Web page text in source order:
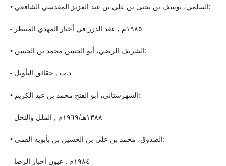
• السلمي، یوسف بن یحیى بن علي بن عبد العزیز المقدسي الشافعي:
- ١٩٨٥م , عقد الدرر في أخبار المهدي المنتظر
• الشریف الرضي، أبو الحسن محمد بن الحسن:
- د.ت , حقائق التأویل
• الشهرستاني، أبو الفتح محمد بن عبد الكریم:
- ١٣٨٨هـ/١٩٦٩م , الملل والنحل
• الصدوق، محمد بن علي بن الحسین بن بأبويه القمي:
- ١٩٨٤م , عیون أخبار الرضا